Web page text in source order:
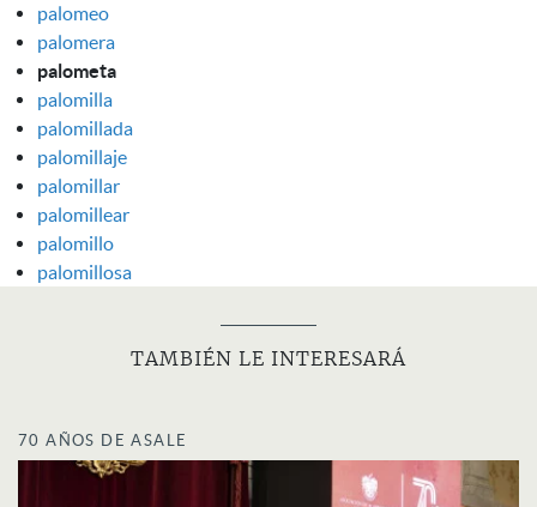
palomeo
palomera
palometa
palomilla
palomillada
palomillaje
palomillar
palomillear
palomillo
palomillosa
TAMBIÉN LE INTERESARÁ
70 AÑOS DE ASALE